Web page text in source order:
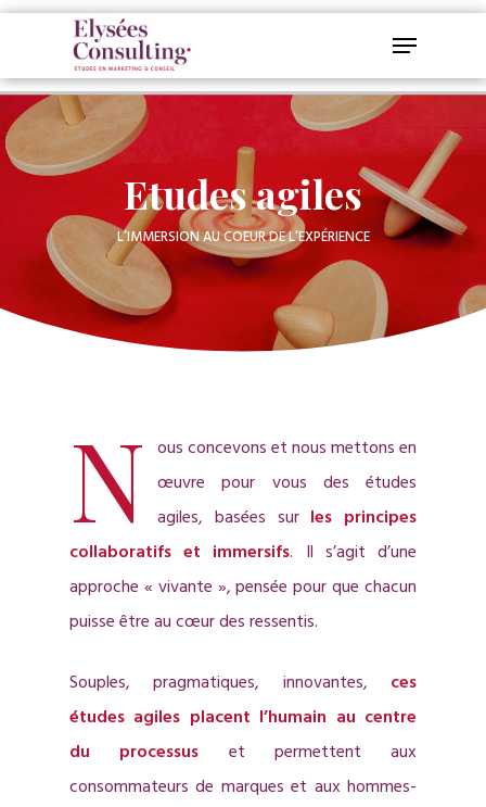
Etudes agiles
L’IMMERSION AU COEUR DE L’EXPÉRIENCE
N ous concevons et nous mettons en
œuvre pour vous des études
agiles, basées sur les principes
collaboratifs et immersifs. Il s’agit d’une
approche « vivante », pensée pour que chacun
puisse être au cœur des ressentis.
Souples, pragmatiques, innovantes, ces
études agiles placent l’humain au centre
du processus et permettent aux
consommateurs de marques et aux hommes-